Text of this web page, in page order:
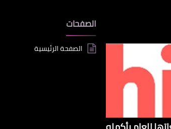
الصفحات
الصفحة الرئيسية